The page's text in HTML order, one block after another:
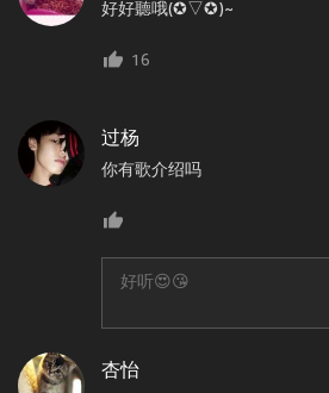
好好聽哦(✪▽✪)~
16
过杨
你有歌介绍吗
好听😍😘
杏怡